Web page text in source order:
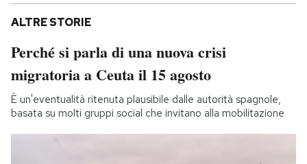
ALTRE STORIE
Perché si parla di una nuova crisi
migratoria a Ceuta il 15 agosto
È un'eventualità ritenuta plausibile dalle autorità spagnole,
basata su molti gruppi social che invitano alla mobilitazione